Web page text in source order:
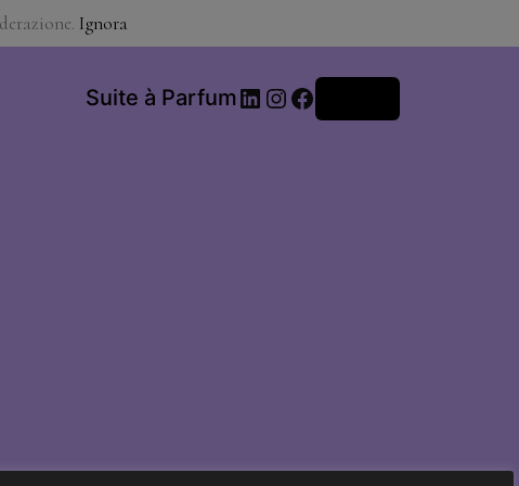
Ignora
Suite à ParfumLinkedIn
Instagram
Facebook